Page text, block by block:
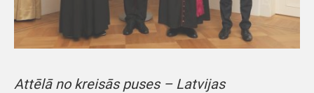
Attēlā no kreisās puses – Latvijas